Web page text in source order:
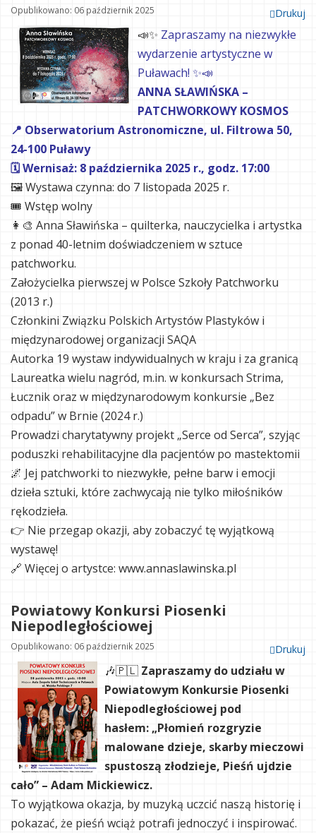
Drukuj
Opublikowano: 06 październik 2025
📣✨ Zapraszamy na niezwykłe
wydarzenie artystyczne w
Puławach! ✨📣
ANNA SŁAWIŃSKA –
PATCHWORKOWY KOSMOS
📍 Obserwatorium Astronomiczne, ul. Filtrowa 50,
24-100 Puławy
🗓 Wernisaż: 8 października 2025 r., godz. 17:00
🖼 Wystawa czynna: do 7 listopada 2025 r.
🎟 Wstęp wolny
👩‍🎨 Anna Sławińska – quilterka, nauczycielka i artystka
z ponad 40-letnim doświadczeniem w sztuce
patchworku.
Założycielka pierwszej w Polsce Szkoły Patchworku
(2013 r.)
Członkini Związku Polskich Artystów Plastyków i
międzynarodowej organizacji SAQA
Autorka 19 wystaw indywidualnych w kraju i za granicą
Laureatka wielu nagród, m.in. w konkursach Strima,
Łucznik oraz w międzynarodowym konkursie „Bez
odpadu” w Brnie (2024 r.)
Prowadzi charytatywny projekt „Serce od Serca”, szyjąc
poduszki rehabilitacyjne dla pacjentów po mastektomii
🌌 Jej patchworki to niezwykłe, pełne barw i emocji
dzieła sztuki, które zachwycają nie tylko miłośników
rękodzieła.
👉 Nie przegap okazji, aby zobaczyć tę wyjątkową
wystawę!
🔗 Więcej o artystce: www.annaslawinska.pl
Powiatowy Konkursi Piosenki
Niepodległościowej
Drukuj
Opublikowano: 06 październik 2025
🎶🇵🇱 Zapraszamy do udziału w
Powiatowym Konkursie Piosenki
Niepodległościowej pod
hasłem: „Płomień rozgryzie
malowane dzieje, skarby mieczowi
spustoszą złodzieje, Pieśń ujdzie
cało” – Adam Mickiewicz.
To wyjątkowa okazja, by muzyką uczcić naszą historię i
pokazać, że pieśń wciąż potrafi jednoczyć i inspirować.